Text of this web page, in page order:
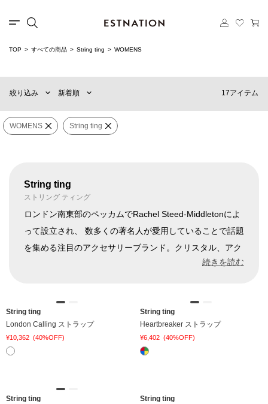
TOP すべての商品 String ting WOMENS
WOMENS String ting
String ting
ストリング ティング
ロンドン南東部のペッカムでRachel Steed-Middletonによ
って設立され、 数多くの著名人が愛用していることで話題
を集める注目のアクセサリーブランド。クリスタル、アク
リル、ガラス、樹脂ビーズ、耐久性のあるサテンコードを
とした輝きとハッピーを届けます。
絞り込み 新着順 17アイテム
WOMENS
ブランド
販売タイプ
価格 ¥46,200
新着順
おすすめ順
価格の高い順
60件
90件
String ting
London Calling ストラップ
¥10,362 (40%OFF)
String ting
Heartbreaker ストラップ
¥6,402 (40%OFF)
String ting
String ting